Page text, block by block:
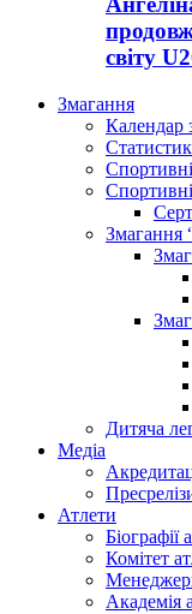
світу
Змагання
Змагання
Дитяча
Медіа
Атлети
Біографії
Комітет
Академія